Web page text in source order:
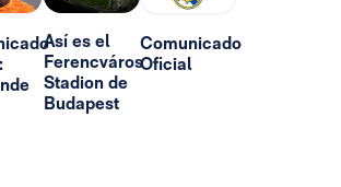
Así es el
Ferencváros
Stadion de
Budapest
Comunicado
Oficial